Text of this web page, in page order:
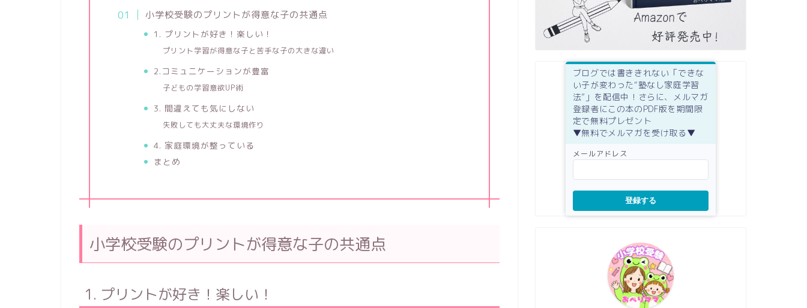
小学校受験のプリントが得意な子の共通点
1. プリントが好き！楽しい！
プリント学習が得意な子と苦手な子の大きな違い
2.コミュニケーションが豊富
子どもの学習意欲UP術
3. 間違えても気にしない
失敗しても大丈夫な環境作り
4. 家庭環境が整っている
まとめ
小学校受験のプリントが得意な子の共通点
1. プリントが好き！楽しい！
ブログでは書ききれない「できな
い子が変わった“塾なし家庭学習
法”」を配信中！さらに、メルマガ
登録者にこの本のPDF版を期間限
定で無料プレゼント
▼無料でメルマガを受け取る▼
メールアドレス
登録する